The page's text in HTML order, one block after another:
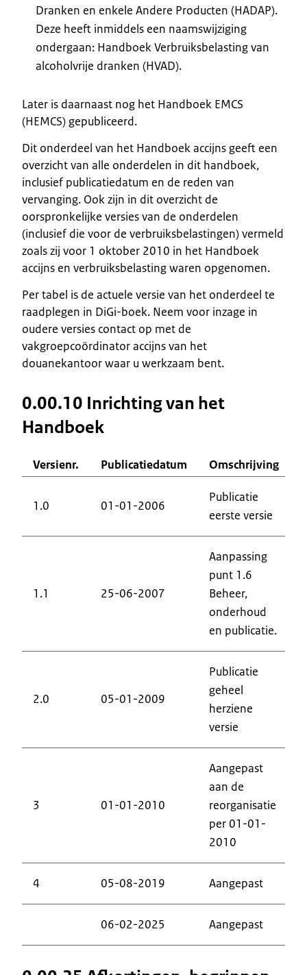
Dranken en enkele Andere Producten (HADAP).
Deze heeft inmiddels een naamswijziging
ondergaan: Handboek Verbruiksbelasting van
alcoholvrije dranken (HVAD).
Later is daarnaast nog het Handboek EMCS
(HEMCS) gepubliceerd.
Dit onderdeel van het Handboek accijns geeft een
overzicht van alle onderdelen in dit handboek,
inclusief publicatiedatum en de reden van
vervanging. Ook zijn in dit overzicht de
oorspronkelijke versies van de onderdelen
(inclusief die voor de verbruiksbelastingen) vermeld
zoals zij voor 1 oktober 2010 in het Handboek
accijns en verbruiksbelasting waren opgenomen.
Per tabel is de actuele versie van het onderdeel te
raadplegen in DiGi-boek. Neem voor inzage in
oudere versies contact op met de
vakgroepcoördinator accijns van het
douanekantoor waar u werkzaam bent.
0.00.10 Inrichting van het
Handboek
Versienr. Publicatiedatum Omschrijving
1.0 01-01-2006
Publicatie
eerste versie
1.1 25-06-2007
Aanpassing
punt 1.6
Beheer,
onderhoud
en publicatie.
2.0 05-01-2009
Publicatie
geheel
herziene
versie
3 01-01-2010
Aangepast
aan de
reorganisatie
per 01-01-
2010
4 05-08-2019 Aangepast
06-02-2025 Aangepast